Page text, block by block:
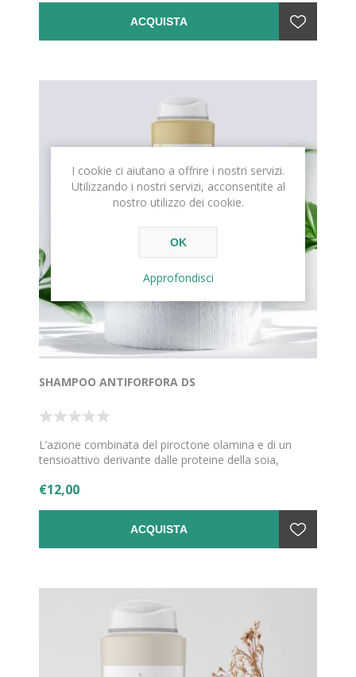
ACQUISTA
SHAMPOO ANTIFORFORA DS
L’azione combinata del piroctone olamina e di un
tensioattivo derivante dalle proteine della soia,
per contrastare la forfora e la sua ricomparsa.
sodico dell'acido ialuronico ed un derivato dell'acido
azelaico. La profumazione è data dall'olio essenziale
di Lippia Citriodora.
€12,00
ACQUISTA
I cookie ci aiutano a offrire i nostri servizi.
Utilizzando i nostri servizi, acconsentite al
nostro utilizzo dei cookie.
OK
Approfondisci